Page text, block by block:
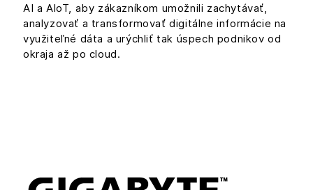
AI a AloT, aby zákazníkom umožnili zachytávať,
analyzovať a transformovať digitálne informácie na
využiteľné dáta a urýchliť tak úspech podnikov od
okraja až po cloud.